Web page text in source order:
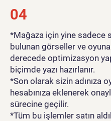
04
*Mağaza için yine sadece
bulunan görseller ve
derecede optimizasyon
biçimde yazı hazırlanır.
*Son olarak sizin adınıza
hesabınıza eklenerek
sürecine geçilir.
*Tüm bu işlemler satın